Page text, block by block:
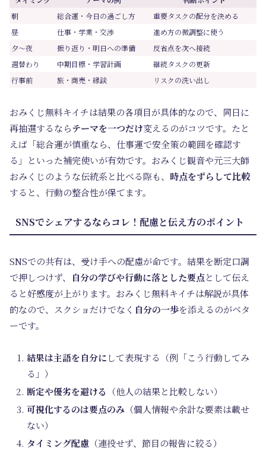
朝
総合運・今日の過ごし方
重要タスクの配分を決める
昼
仕事・学業・交渉
進め方の微調整に使う
夕～夜
振り返り・明日への準備
反省点を次へ接続
週替わり
中期目標・学習計画
継続タスクの更新
行事前
旅・商売・縁談 リスクの洗い出し
おみくじ無料キイチは結果の各項目が具体的なので、同日に
再抽選するならテーマを一つだけ変えるのがコツです。たと
えば「総合運が慎重なら、仕事運で安全策の範囲を確認す
る」といった補完使いが有効です。おみくじ観音や元三大師
おみくじのような伝統系と比べる際も、 時点をずらして比較
すると、行動の整合性が保てます。
SNSでシェアするならコレ！配慮と伝え方のポイント
SNSでの共有は、受け手への配慮が命です。結果を断定口調
で押しつけず、
自分の学びや行動に落とした要点として伝え
ると好感度が上がります。おみくじ無料キイチは解説が具体
的なので、スクショだけでなく 自分の一歩を添えるのがベタ
ーです。
結果は主語を自分にして表現する（例「こう行動してみ
る」）
断定や優劣を避ける
（他人の結果と比較しない）
可視化するのは要点のみ （個人情報や余計な要素は載せ
ない）
タイミング配慮 （連投せず、節目の報告に絞る）